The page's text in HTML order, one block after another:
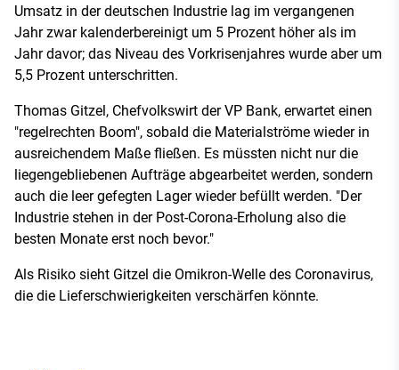
Umsatz in der deutschen Industrie lag im vergangenen
Jahr zwar kalenderbereinigt um 5 Prozent höher als im
Jahr davor; das Niveau des Vorkrisenjahres wurde aber um
5,5 Prozent unterschritten.
Thomas Gitzel, Chefvolkswirt der VP Bank, erwartet einen
"regelrechten Boom", sobald die Materialströme wieder in
ausreichendem Maße fließen. Es müssten nicht nur die
liegengebliebenen Aufträge abgearbeitet werden, sondern
auch die leer gefegten Lager wieder befüllt werden. "Der
Industrie stehen in der Post-Corona-Erholung also die
besten Monate erst noch bevor."
Als Risiko sieht Gitzel die Omikron-Welle des Coronavirus,
die die Lieferschwierigkeiten verschärfen könnte.